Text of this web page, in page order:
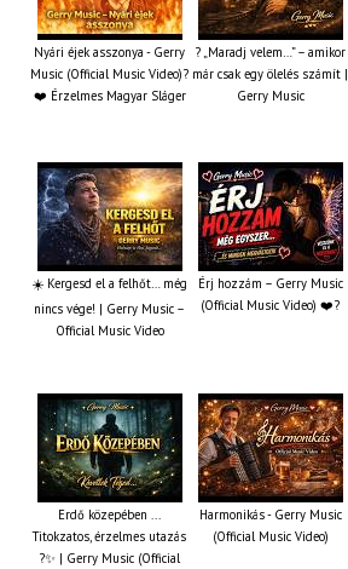
Nyári éjek asszonya - Gerry
Music (Official Music Video)?
❤️ Érzelmes Magyar Sláger
? „Maradj velem…” – amikor
már csak egy ölelés számít |
Gerry Music
☀️ Kergesd el a felhőt… még
nincs vége! | Gerry Music –
Official Music Video
Érj hozzám – Gerry Music
(Official Music Video) ❤️?
Erdő közepében ...
Titokzatos, érzelmes utazás
?✨ | Gerry Music (Official
Harmonikás - Gerry Music
(Official Music Video)